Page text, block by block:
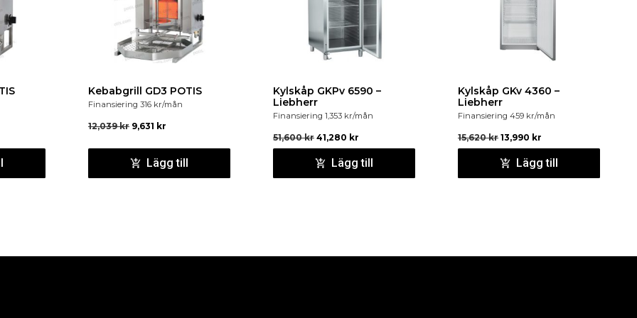
Kebabgrill GD3 POTIS
Finansiering 316 kr/mån
12,039kr 9,631 kr
Lägg till
Kylskåp GKPv 6590 –
Liebherr
Finansiering 1,353 kr/mån
51,600kr 41,280 kr
Lägg till
Kylskåp GKv 4360 –
Liebherr
Finansiering 459 kr/mån
15,620kr 13,990 kr
Lägg till